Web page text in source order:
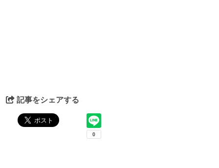
記事をシェアする